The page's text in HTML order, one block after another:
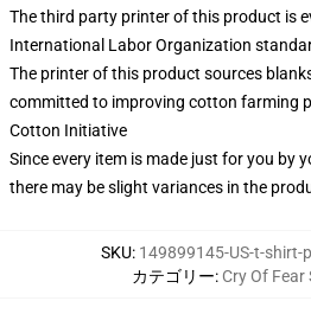
The third party printer of this product is
International Labor Organization
The printer of this product sources
committed to improving cotton farming
Cotton Initiative
Since every item is made just for you by
there may be slight variances in the
SKU: 149899145-US-t-shirt-
カテゴリー: Cry Of